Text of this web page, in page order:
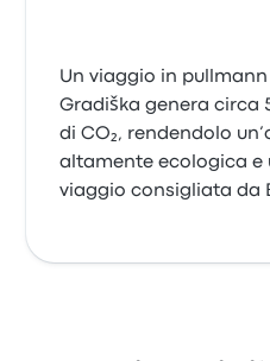
Un viaggio in pullmann
Gradiška genera circa
di CO₂, rendendolo
altamente ecologica e
viaggio consigliata da